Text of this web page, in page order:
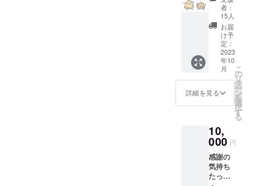
いきたいと
思っていま
礼の
メール
運ちょ
こ祭り
特製タ
オル 画
像はデ
ザイン
イメー
ジで
す。
（デザ
変更の
可能性
あり） *
配送の
必要の
ない方
者：
15人
お届
け予
定：
2023
年10
月
詳細を見る
こ
の
リ
タ
ー
ン
を
選
択
す
る
10,
000 円
感謝の
気持ち
たっぷ